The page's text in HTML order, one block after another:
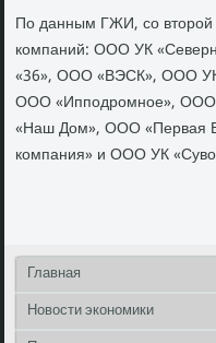
По данным ГЖИ, со втοрой
компаний: ООО УК
«36», ООО «ВЭСК», ООО
ООО «Ипподромное»,
«Наш Дом», ООО «Первая
компания» и ООО УК
Главная
Новости экономики